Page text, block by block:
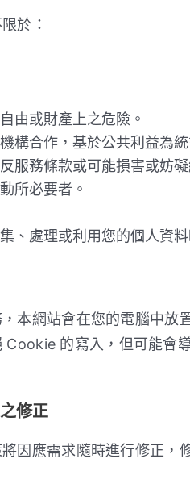
於：
由或財產上之危險。
構合作，基於公共利益為
服務條款或可能損害或妨
所必要者。
、處理或利用您的個人資
本網站會在您的電腦中
的寫入，但可能會
修正
因應需求隨時進行修正，